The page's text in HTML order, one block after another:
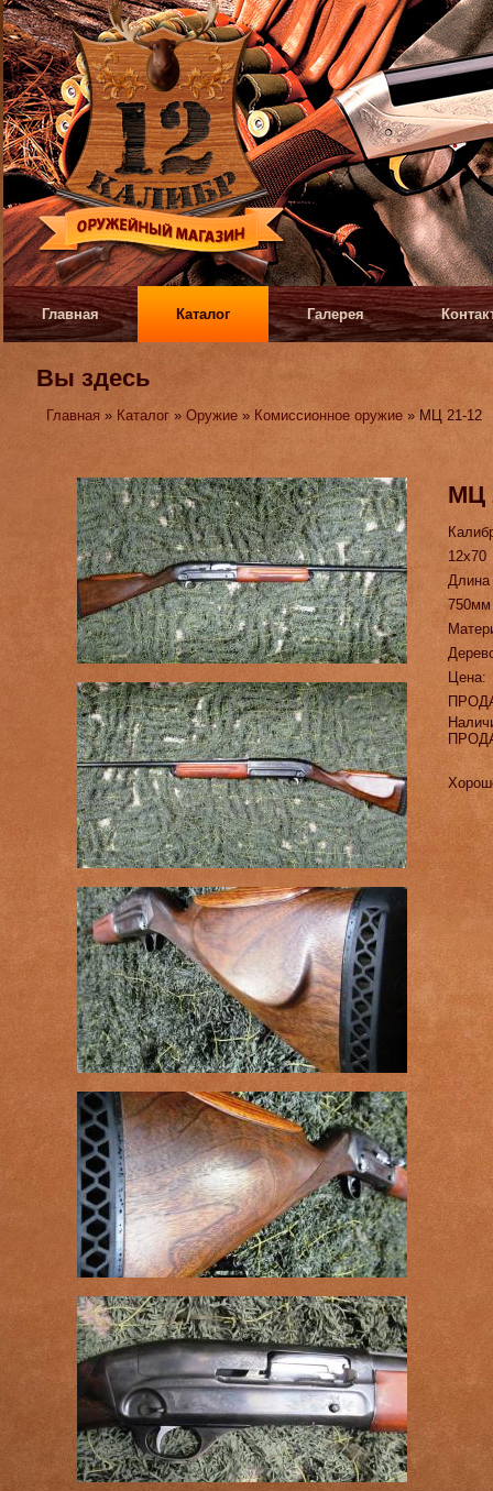
Главная Каталог Галерея
Вы здесь
Главная » Каталог »Оружие » Комиссионное оружие » МЦ 21-12
МЦ
12х70
750мм
Цена: